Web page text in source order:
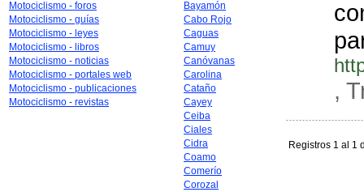
Motociclismo - foros
Motociclismo - guías
Motociclismo - leyes
Motociclismo - libros
Motociclismo - noticias
Motociclismo - portales web
Motociclismo - publicaciones
Motociclismo - revistas
Bayamón
Cabo Rojo
Caguas
Camuy
Canóvanas
Carolina
Cataño
Cayey
Ceiba
Ciales
Cidra
Coamo
Comerío
Corozal
,
Registros 1 al 1